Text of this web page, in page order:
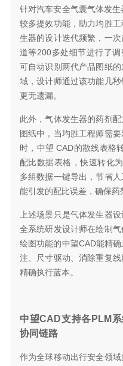
针对汽车安全气囊气体发
较多提效功能，助力均胜
生器的设计迭代频繁，一
道等200多处细节进行了调
可自动识别两代产品图纸
域，设计师通过该功能几
更无遗漏。
此外，气体发生器的药剂
图纸中，当均胜工程师需
时，中望 CAD的散线表格
配比数据表格，快速转化
多组数据一键导出，节省
能引发的配比误差，确保药
上述场景只是气体发生器
全系统研发设计师在绘制
绘图功能的中望CAD能精
注、尺寸驱动、消除重复
精确执行蓝本。
中望CAD支持各PLM
协同链路
作为全球移动出行安全领